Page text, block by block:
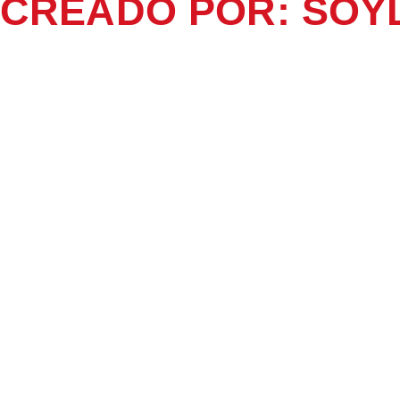
CREADO POR: